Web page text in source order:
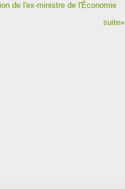
de l'ex-ministre de l'Économie
suite»